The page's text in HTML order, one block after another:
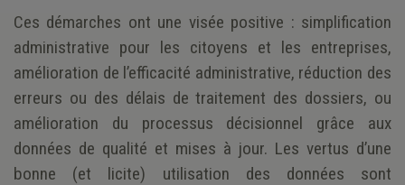
Ces démarches ont une visée positive : simplification
administrative pour les citoyens et les entreprises,
amélioration de l’efficacité administrative, réduction des
erreurs ou des délais de traitement des dossiers, ou
amélioration du processus décisionnel grâce aux
données de qualité et mises à jour. Les vertus d’une
bonne (et licite) utilisation des données sont